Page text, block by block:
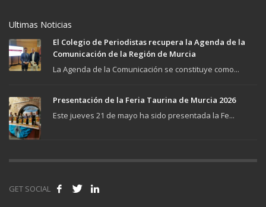
Ultimas Noticias
El Colegio de Periodistas recupera la Agenda de la
Comunicación de la Región de Murcia
La Agenda de la Comunicación se constituye como...
Presentación de la Feria Taurina de Murcia 2026
Este jueves 21 de mayo ha sido presentada la Fe...
GET SOCIAL